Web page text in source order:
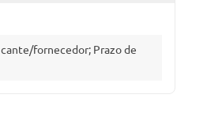
fornecedor; Prazo de